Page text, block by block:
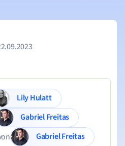
Lily Hulatt
Gabriel Freitas
Gabriel Freitas